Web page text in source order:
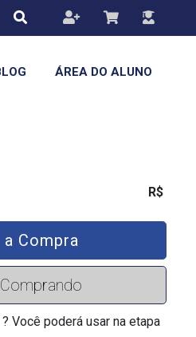
ÁREA DO ALUNO
R$
Compra
Você poderá usar na etapa